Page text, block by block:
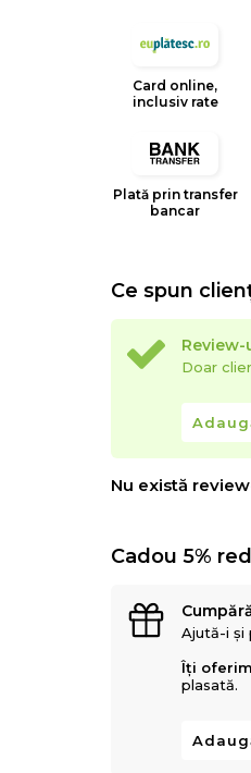
Card online,
inclusiv rate
Plată prin transfer
bancar
Ce spun
Doar
Nu există
Cadou 5%
Ajută-i și
Îți
plasată.